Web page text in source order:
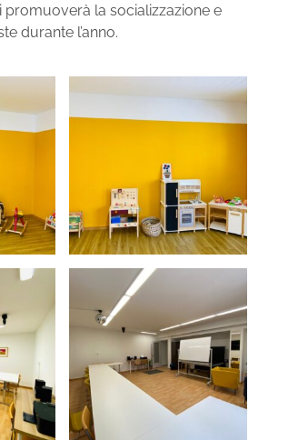
promuoverà la socializzazione e
durante l’anno.